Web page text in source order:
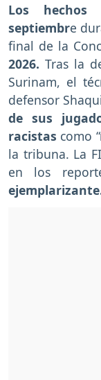
Los
septiembre
final de la
2026.Tras la
Surinam, el
defensor
de sus
racistas como
la tribuna. La
en los